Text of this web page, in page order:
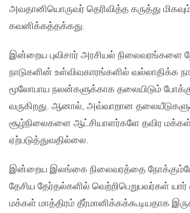
அவதானியொருவர் தெரிவித்த கருத்து
கவனிக்கத்தக்கது.
இன்றைய புவிசார் அரசியல் நிலைவரங்களை
நாடுகளின் உள்விவகாரங்களில் வல்லாதிக்க
மூலோபாய நலன்களுக்காக தலையிடும் போக்கு
வருகிறது. ஆனால், அவ்வாறான
சூழ்நிலைகளை ஆட்சியாளர்களே தவிர
ஏற்படுத்துவதில்லை.
இன்றைய இலங்கை நிலைவரத்தை
தேசிய தேர்தல்களில் வெற்றிபெறுபவர்கள்
மக்கள் மாத்திரம் தீர்மானிக்கக்கூடியதாக